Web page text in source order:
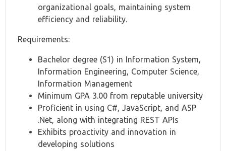
organizational goals, maintaining system
efficiency and reliability.
Requirements:
Bachelor degree (S1) in Information System,
Information Engineering, Computer Science,
Information Management
Minimum GPA 3.00 from reputable university
Proficient in using C#, JavaScript, and ASP
.Net, along with integrating REST APIs
Exhibits proactivity and innovation in
developing solutions